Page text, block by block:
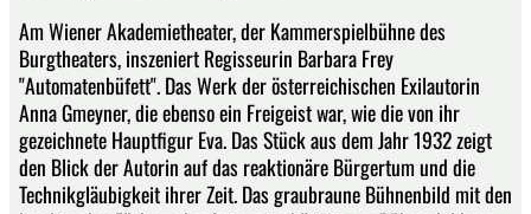
Am Wiener Akademietheater, der Kammerspielbühne des
Burgtheaters, inszeniert Regisseurin Barbara Frey
"Automatenbüfett". Das Werk der österreichischen Exilautorin
Anna Gmeyner, die ebenso ein Freigeist war, wie die von ihr
gezeichnete Hauptfigur Eva. Das Stück aus dem Jahr 1932 zeigt
den Blick der Autorin auf das reaktionäre Bürgertum und die
Technikgläubigkeit ihrer Zeit. Das graubraune Bühnenbild mit den